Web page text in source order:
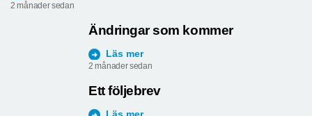
2 månader sedan
Ändringar som kommer
Läs mer
2 månader sedan
Ett följebrev